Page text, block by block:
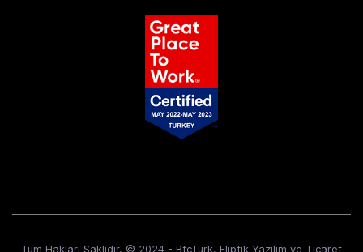
Tüm Hakları Saklıdır. © 2024 - BtcTurk. Eliptik Yazılım ve Ticaret